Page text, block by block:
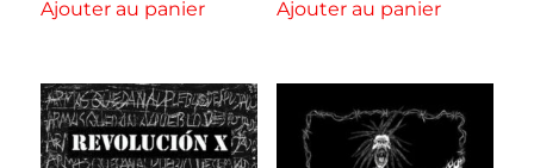
Ajouter au panier Ajouter au panier